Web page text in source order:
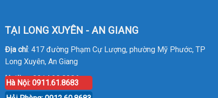
TẠI LONG XUYÊN - AN GIANG
Địa chỉ: 417 đường Phạm Cự Lượng, phường Mỹ Phước, TP
Long Xuyên, An Giang
Hotline:0914.20.8386
Hà Nội: 0911.61.8683